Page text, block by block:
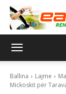
Ballina Lajme
Mickoskit për